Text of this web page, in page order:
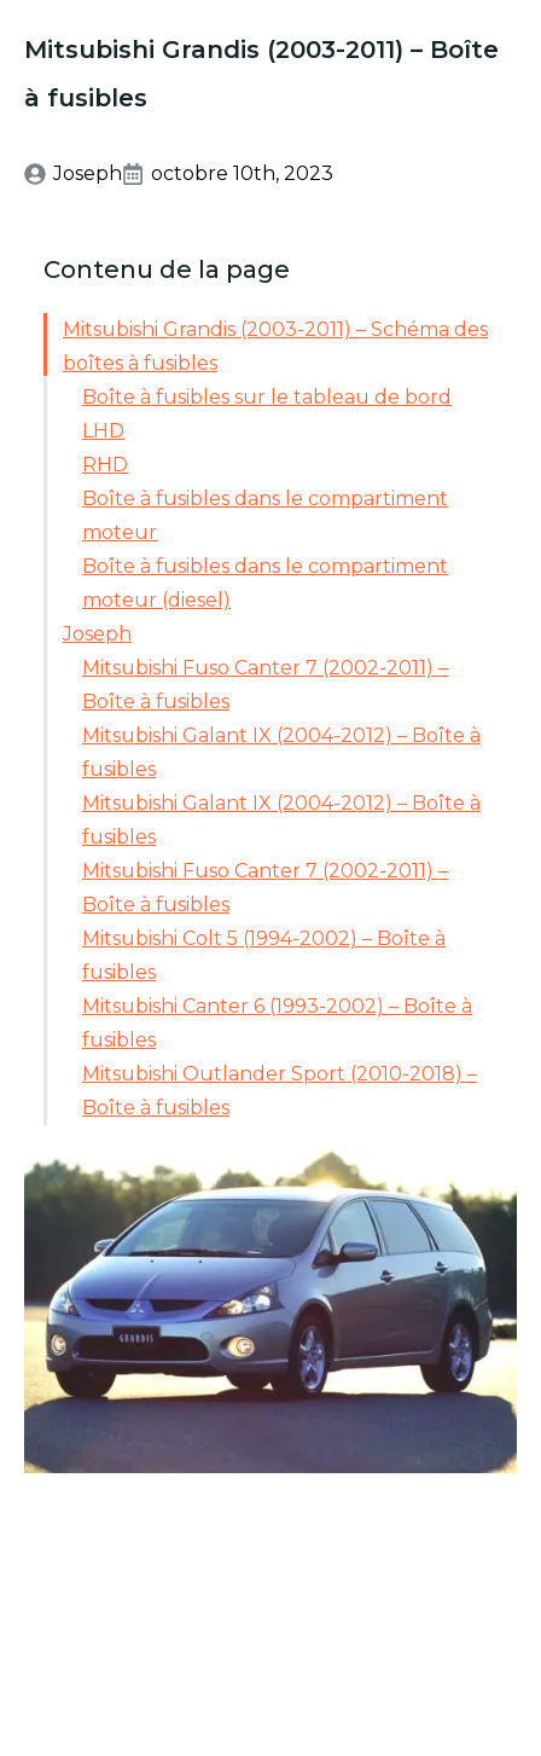
Mitsubishi Grandis (2003-2011) – Boîte
à fusibles
Joseph octobre 10th, 2023
Contenu de la page
Mitsubishi Grandis (2003-2011) – Schéma des
boîtes à fusibles
Boîte à fusibles sur le tableau de bord
LHD
RHD
Boîte à fusibles dans le compartiment
moteur
Boîte à fusibles dans le compartiment
moteur (diesel)
Joseph
Mitsubishi Fuso Canter 7 (2002-2011) –
Boîte à fusibles
Mitsubishi Galant IX (2004-2012) – Boîte à
fusibles
Mitsubishi Galant IX (2004-2012) – Boîte à
fusibles
Mitsubishi Fuso Canter 7 (2002-2011) –
Boîte à fusibles
Mitsubishi Colt 5 (1994-2002) – Boîte à
fusibles
Mitsubishi Canter 6 (1993-2002) – Boîte à
fusibles
Mitsubishi Outlander Sport (2010-2018) –
Boîte à fusibles